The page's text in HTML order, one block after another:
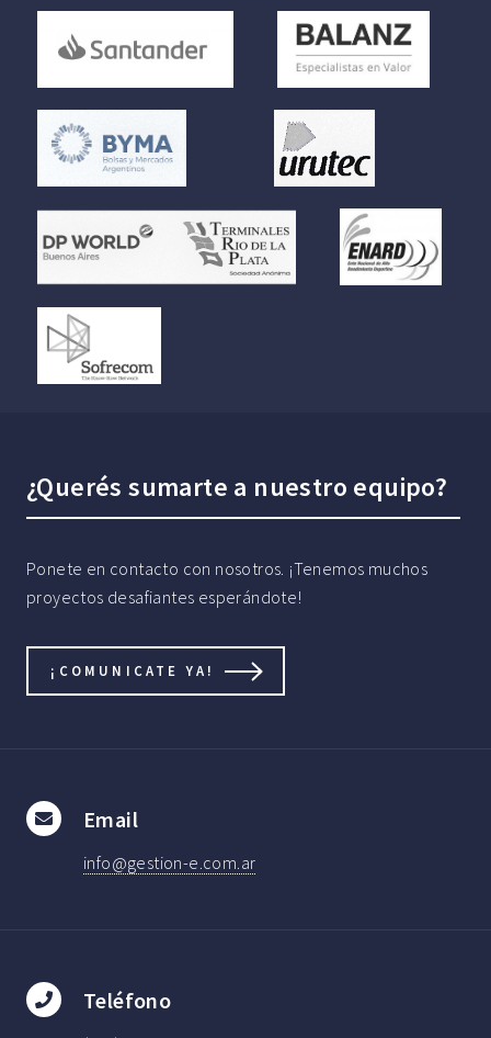
¿Querés sumarte a nuestro equipo?
Ponete en contacto con nosotros. ¡Tenemos muchos
proyectos desafiantes esperándote!
¡COMUNICATE YA!
Email
info@gestion-e.com.ar
Teléfono